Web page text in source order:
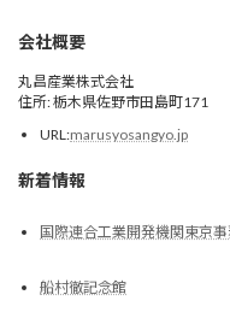
会社概要
丸昌産業株式会社
住所: 栃木県佐野市田島町171
URL:marusyosangyo.jp
新着情報
国際連合工業開発機関東京
船村徹記念館